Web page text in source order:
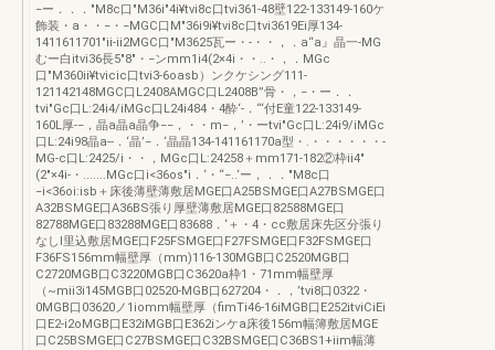
−ー．．．"M8c口"M36i"4i¥tvi8c口tvi361-48壁122-133149-160ケ
飾装・a・・−・−MGC口M"36i9i¥tvi8c口tvi3619Ei厚134-
1411611701"ii-ii2MGC口"M3625瓦ー・-・・，．a“a』晶一-MG
むー白itvi36長5"8"・−ンmm1i4(2×4i・・..・，．MGc
口"M360ii¥tvicic口tvi3-6oasb）ンクケシング111-
121142148MGC口L2408AMGC口L2408B”骨・，−・ー．．
tvi"Gc口L:24i4/iMGc口L24i484・4酔‘-．“‘付E童122-133149-
160L厚-−，晶a晶a晶争−−，・・m−，’・ーtvi"Gc口L:24i9/iMGc
口L:24i98晶a--．‘晶’−．‘晶晶134-141161170a型・.・・・・・・-
MG-c口L:2425/i・・，MGc口L:24258＋mm171-182②枠ii4"
(2"×4i-・.......MGc口i<36os"i．‘・“−..‘ー，．．"M8c口
−i<36oi:isb＋床後薄壁薄敷居MGE口A25BSMGE口A27BSMGE口
A32BSMGE口A36BS張り厚壁薄敷居MGE口82588MGE口
82788MGE口83288MGE口83688．‘＋・4・cc敷居床先区分張り
なしI里込敷居MGE口F25FSMGE口F27FSMGE口F32FSMGE口
F36FS156mm幅壁厚（mm)116-130MGB口C2520MGB口
C2720MGB口C3220MGB口C3620a枠1・71mm幅壁厚
（~mii3i145MGB口02520-MGB口627204・．，’tvi8口0322・
0MGB口03620ノ1iomm幅壁厚（fimTi46-16iMGB口E252itviCiEi
口E2-i2oMGB口E32iMGB口E362iンケa床後156m幅簿敷居MGE
口C25BSMGE口C27BSMGE口C32BSMGE口C36BS1+iim幅薄